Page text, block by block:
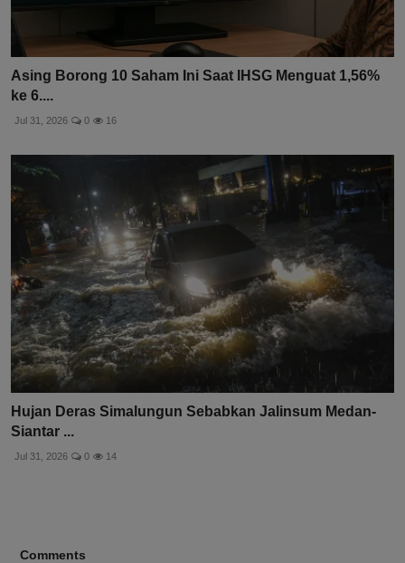
Asing Borong 10 Saham Ini Saat IHSG Menguat 1,56%
ke 6....
Jul 31, 2026 0 16
Hujan Deras Simalungun Sebabkan Jalinsum Medan-
Siantar ...
Jul 31, 2026 0 14
Comments